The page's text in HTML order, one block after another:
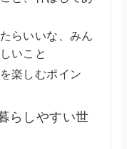
らいいな、みん
いこと
楽しむポイン
らしやすい世